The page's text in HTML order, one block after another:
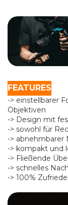
FEATURES
-> einstellbarer
Objektiven
-> Design mit
-> sowohl für
-> abnehmbarer
-> kompakt und
-> Fließende
-> schnelles
-> 100%